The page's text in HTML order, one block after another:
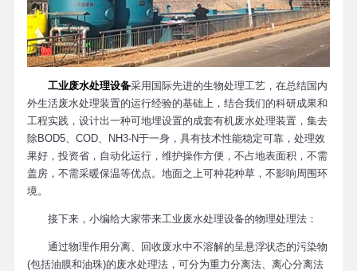
工业废水处理设备采用国际先进的生物处理工艺，在总结国内
外生活废水处理装置的运行经验的基础上，结合我们的科研成果和
工程实践，设计出一种可地埋设置的成套有机废水处理装置，集去
除BOD5、COD、NH3-N于一身，具有技术性能稳定可靠，处理效
果好，投资省，自动化运行，维护操作方便，不占地表面积，不需
盖房，不需采暖保温等优点。地面之上可种花种草，不影响周围环
境。
接下来，小编给大家带来工业废水处理设备的物理处理法：
通过物理作用分离、回收废水中不溶解的呈悬浮状态的污染物
(包括油膜和油珠)的废水处理法，可分为重力分离法、离心分离法